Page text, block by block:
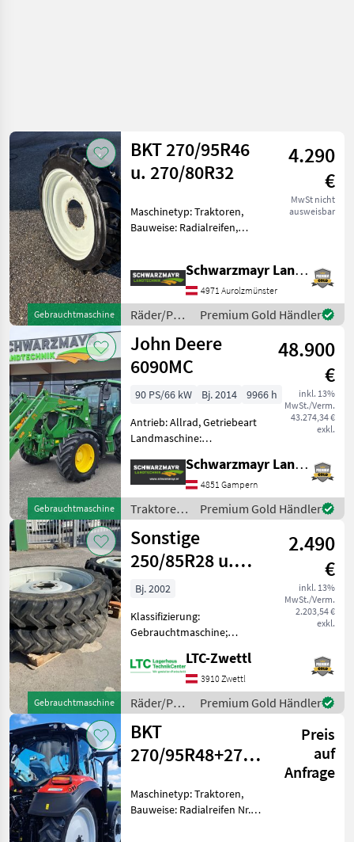
Gebrauchtmaschine
BKT 270/95R46
u. 270/80R32
4.290
€
MwSt nicht
ausweisbar
Maschinetyp: Traktoren,
Bauweise: Radialreifen,
Pflegeräder passend zu
Steyr Multi 4095-4105-4115
Vorne: 270/80R3
Schwarzmayr Landtechnik GmbH - Aurolzmünster
4971 Aurolzmünster
Räder/Pneu/Felgen
/ BKT
Premium Gold Händler
Gebrauchtmaschine
John Deere
6090MC
48.900
€
inkl. 13%
MwSt./Verm.
43.274,34 €
exkl.
90 PS/66 kW Bj. 2014
9966 h
Antrieb: Allrad, Getriebeart
Landmaschine:
Plattform: Kabine,
Zapfwellendrehzahl:
540/540E/1000,
Höchstgeschwindigkeit in
km/h: 40 km/h, Aufladung:
Tu
Schwarzmayr Landtechnik GmbH - Gampern
4851 Gampern
Traktoren
/ John
Deere
Premium Gold Händler
Gebrauchtmaschine
Sonstige
250/85R28 u.
270/95R42
2.490
€
inkl. 13%
MwSt./Verm.
2.203,54 €
exkl.
Bj. 2002
Klassifizierung:
Gebrauchtmaschine;
Reifentyp: Rad; Hersteller
und Baureihe der
passenden Maschine:
Geotrac 74 ; Anbauposition
der Räder/Reife
LTC-Zwettl
3910 Zwettl
Räder/Pneu/Felgen
/ Sonstige
Premium Gold Händler
BKT
270/95R48+270/80R36
Preis
auf
Anfrage
Maschinetyp: Traktoren,
Bauweise: Radialreifen Nr.